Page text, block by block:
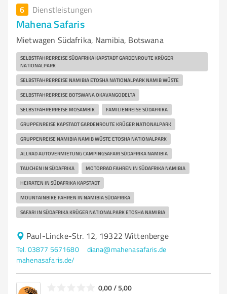
6 Dienstleistungen
Mahena Safaris
Mietwagen Südafrika, Namibia, Botswana
SELBSTFAHRERREISE SÜDAFRIKA KAPSTADT GARDENROUTE KRÜGER
NATIONALPARK
SELBSTFAHRERREISE NAMIBIA ETOSHA NATIONALPARK NAMIB WÜSTE
SELBSTFAHRERREISE BOTSWANA OKAVANGODELTA
SELBSTFAHRERREISE MOSAMBIK FAMILIENREISE SÜDAFRIKA
GRUPPENREISE KAPSTADT GARDENROUTE KRÜGER NATIONALPARK
GRUPPENREISE NAMIBIA NAMIB WÜSTE ETOSHA NATIONALPARK
ALLRAD AUTOVERMIETUNG CAMPINGSAFARI SÜDAFRIKA NAMIBIA
TAUCHEN IN SÜDAFRIKA MOTORRAD FAHREN IN SÜDAFRIKA NAMIBIA
HEIRATEN IN SÜDAFRIKA KAPSTADT
MOUNTAINBIKE FAHREN IN NAMIBIA SÜDAFRIKA
SAFARI IN SÜDAFRIKA KRÜGER NATIONALPARK ETOSHA NAMIBIA
Paul-Lincke-Str. 12, 19322 Wittenberge
Tel. 03877 5671680
diana@mahenasafaris.de
mahenasafaris.de/
0,00 / 5,00